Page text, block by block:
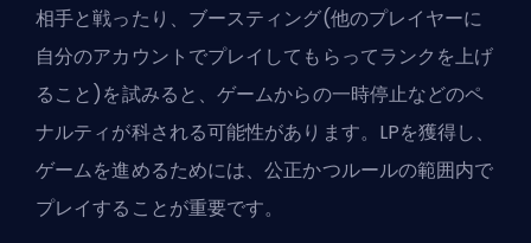
相手と戦ったり、ブースティング(他のプレイヤーに
自分のアカウントでプレイしてもらってランクを上げ
ること)を試みると、ゲームからの一時停止などのペ
ナルティが科される可能性があります。LPを獲得し、
ゲームを進めるためには、公正かつルールの範囲内で
プレイすることが重要です。